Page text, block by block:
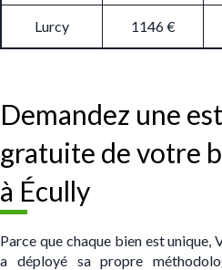
Lurcy 1146 €
Demandez une
gratuite de votre
à Écully
Parce que chaque bien est
a déployé sa propre